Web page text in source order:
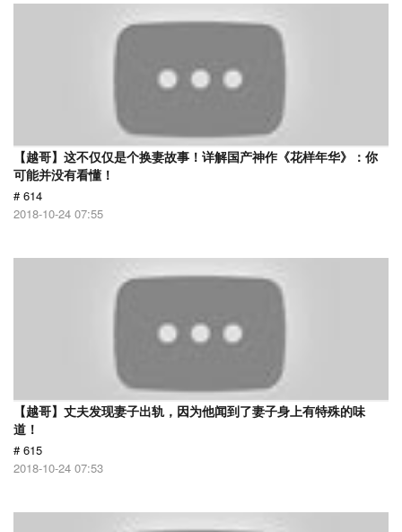
【越哥】这不仅仅是个换妻故事！详解国产神作《花样年华》：你
可能并没有看懂！
# 614
2018-10-24 07:55
【越哥】丈夫发现妻子出轨，因为他闻到了妻子身上有特殊的味
道！
# 615
2018-10-24 07:53